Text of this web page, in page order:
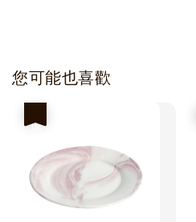
您可能也喜歡